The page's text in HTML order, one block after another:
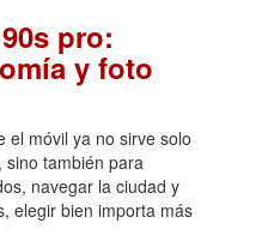
pro:
y foto
el móvil ya no sirve solo
también para
navegar la ciudad y
elegir bien importa más